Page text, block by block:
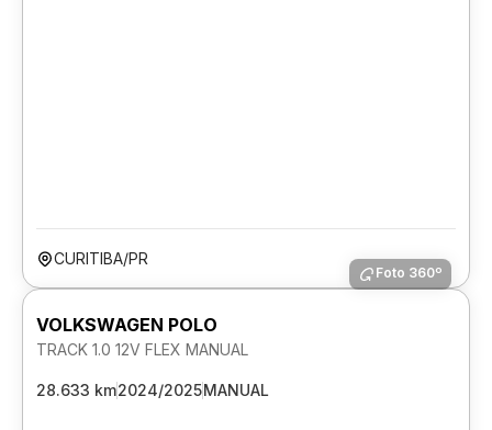
CURITIBA/PR
Foto 360º
VOLKSWAGEN POLO
TRACK 1.0 12V FLEX MANUAL
28.633 km2024/2025MANUAL